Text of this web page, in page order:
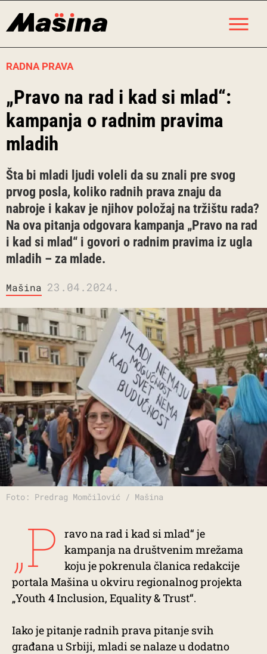
RADNA PRAVA
„Pravo na rad i kad si mlad“:
kampanja o radnim pravima
mladih
Šta bi mladi ljudi voleli da su znali pre svog
prvog posla, koliko radnih prava znaju da
nabroje i kakav je njihov položaj na tržištu rada?
Na ova pitanja odgovara kampanja „Pravo na rad
i kad si mlad“ i govori o radnim pravima iz ugla
mladih – za mlade.
Mašina 23.04.2024.
Foto: Predrag Momčilović / Mašina
„P
ravo na rad i kad si mlad“ je
kampanja na društvenim mrežama
koju je pokrenula članica redakcije
portala Mašina u okviru regionalnog projekta
„Youth 4 Inclusion, Equality & Trust“.
Iako je pitanje radnih prava pitanje svih
građana u Srbiji, mladi se nalaze u dodatno